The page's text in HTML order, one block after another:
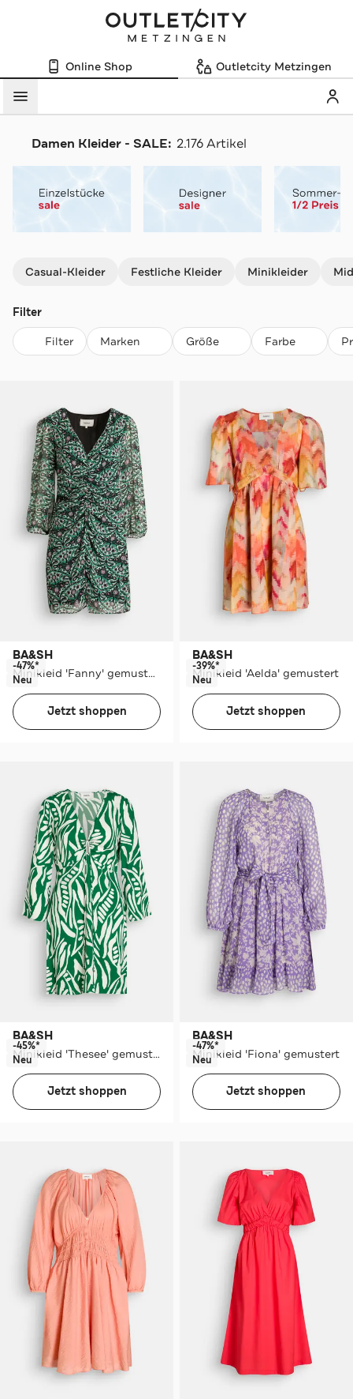
Online Shop Outletcity Metzingen
Menü
Damen Kleider - SALE: 2.176 Artikel
Casual-Kleider Festliche Kleider Minikleider
Filter
Filter Marken Größe Farbe
BA&SH
Minikleid 'Fanny' gemustert
-47%*
Neu
Jetzt shoppen
BA&SH
Minikleid 'Aelda' gemustert
-39%*
Neu
Jetzt shoppen
BA&SH
Minikleid 'Thesee' gemustert
-45%*
Neu
Jetzt shoppen
BA&SH
Minikleid 'Fiona' gemustert
-47%*
Neu
Jetzt shoppen